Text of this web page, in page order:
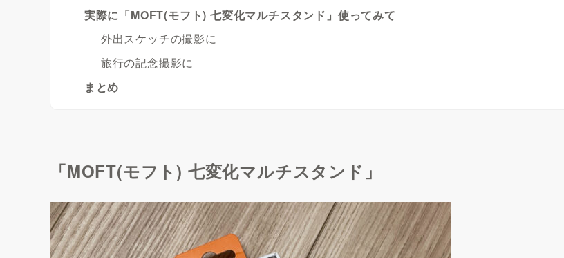
実際に「MOFT(モフト) 七変化マルチスタンド」使ってみて
外出スケッチの撮影に
旅行の記念撮影に
まとめ
「MOFT(モフト) 七変化マルチスタンド」